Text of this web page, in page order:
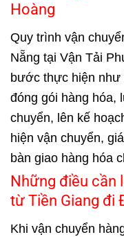
Hoàng
Quy trình vận
Nẵng tại Vận Tải
bước thực hiện như
đóng gói hàng hóa,
chuyển, lên kế
hiện vận chuyển,
bàn giao hàng hóa
Những điều cần
từ Tiền Giang đi
Khi vận chuyển